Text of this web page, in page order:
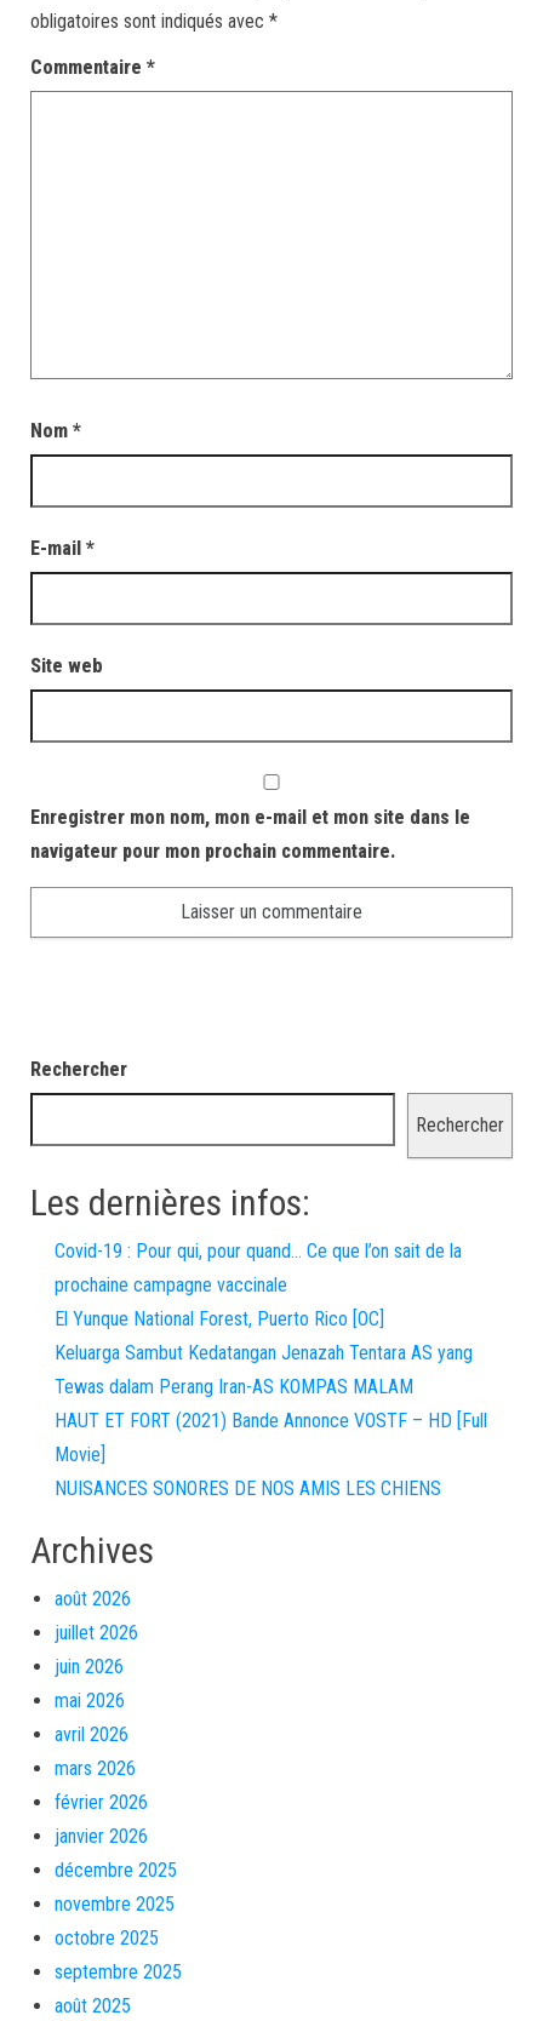
obligatoires sont indiqués avec *
Commentaire *
Nom *
E-mail *
Site web
Enregistrer mon nom, mon e-mail et mon site dans le
navigateur pour mon prochain commentaire.
Rechercher
Rechercher
Les dernières infos:
Covid-19 : Pour qui, pour quand… Ce que l’on sait de la
prochaine campagne vaccinale
El Yunque National Forest, Puerto Rico [OC]
Keluarga Sambut Kedatangan Jenazah Tentara AS yang
Tewas dalam Perang Iran-AS KOMPAS MALAM
HAUT ET FORT (2021) Bande Annonce VOSTF – HD [Full
Movie]
NUISANCES SONORES DE NOS AMIS LES CHIENS
Archives
août 2026
juillet 2026
juin 2026
mai 2026
avril 2026
mars 2026
février 2026
janvier 2026
décembre 2025
novembre 2025
octobre 2025
septembre 2025
août 2025